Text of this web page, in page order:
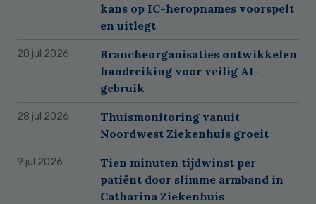
kans op IC-heropnames voorspelt
en uitlegt
28 jul 2026
Brancheorganisaties ontwikkelen
handreiking voor veilig AI-
gebruik
28 jul 2026
Thuismonitoring vanuit
Noordwest Ziekenhuis groeit
9 jul 2026
Tien minuten tijdwinst per
patiënt door slimme armband in
Catharina Ziekenhuis